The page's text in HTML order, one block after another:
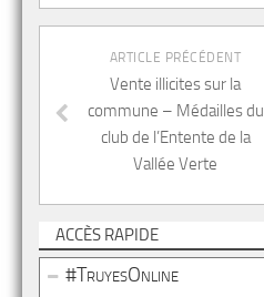
ARTICLE PRÉCÉDENT
Vente illicites sur la
commune – Médailles du
club de l’Entente de la
Vallée Verte
ACCÈS RAPIDE
#TruyesOnline